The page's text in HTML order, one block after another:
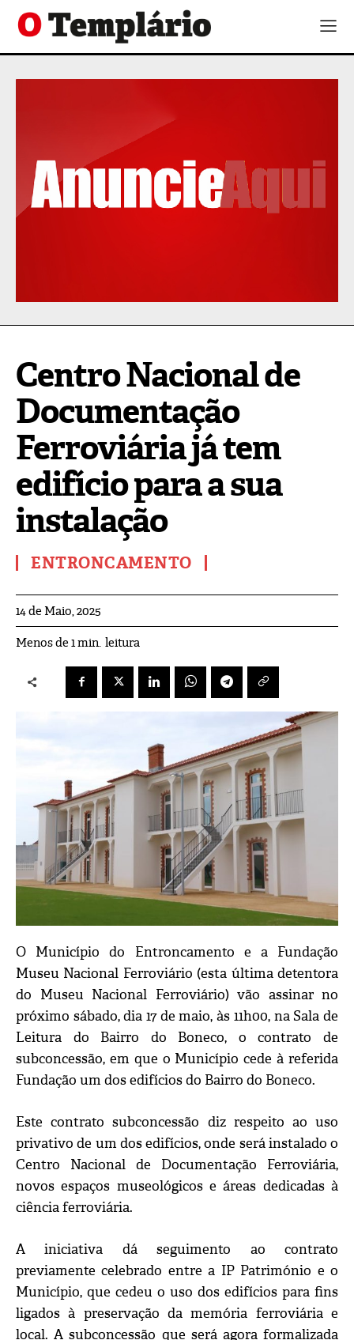
Centro Nacional de
Documentação
Ferroviária já tem
edifício para a sua
instalação
ENTRONCAMENTO
14 de Maio, 2025
Menos de 1min. leitura
O Município do Entroncamento e a Fundação
Museu Nacional Ferroviário (esta última detentora
do Museu Nacional Ferroviário) vão assinar no
próximo sábado, dia 17 de maio, às 11h00, na Sala de
Leitura do Bairro do Boneco, o contrato de
subconcessão, em que o Município cede à referida
Fundação um dos edifícios do Bairro do Boneco.
Este contrato subconcessão diz respeito ao uso
privativo de um dos edifícios, onde será instalado o
Centro Nacional de Documentação Ferroviária,
novos espaços museológicos e áreas dedicadas à
ciência ferroviária.
A iniciativa dá seguimento ao contrato
previamente celebrado entre a IP Património e o
Município, que cedeu o uso dos edifícios para fins
ligados à preservação da memória ferroviária e
local. A subconcessão que será agora formalizada